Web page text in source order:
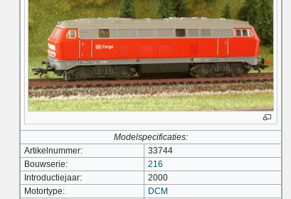
Modelspecificaties:
Artikelnummer:
33744
Bouwserie:
216
Introductiejaar:
2000
Motortype:
DCM